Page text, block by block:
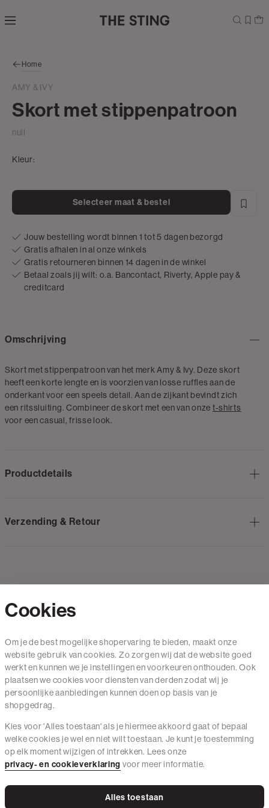
direct naar
zoekbalk
naar de
footer
Home
AMY & IVY
Skort met stippenpatroon
null
Kleur:
Selecteer maat & bestel
Jouw bestelling wordt binnen 1 tot 5 dagen bezorgd
Gratis afhalen in al onze winkels
Gratis retourneren binnen 14 dagen in de winkel
Betaal zoals jij wilt: o.a. Bancontact, Riverty, Apple pay &
creditcard
Omschrijving
Skort met stippenpatroon van het merk Amy & Ivy. Deze skort
heeft een korte lengte en is voorzien van losse ruffles aan de
onderkant voor een speels detail. Aan de zijkant bevindt zich
een ritssluiting. Combineer de skort met een van onze t-shirts
voor een casual, frisse look.
Productdetails
Verzending & Retour
Mail ons
020 - 3412 650
Van maandag t/m vrijdag van 8.30 uur tot 18.00 uur.
Service
Wij zijn The Sting
Cookies
Om je de best mogelijke shopervaring te bieden, maakt onze
website gebruik van cookies. Zo zorgen wij dat de website goed
werkt en kunnen we je instellingen en voorkeuren onthouden. Ook
plaatsen we cookies voor diensten van derden zodat wij je
persoonlijke aanbiedingen kunnen doen op basis van je
shopgedrag.
Kies voor 'Alles toestaan' als je hiermee akkoord gaat of bepaal
welke cookies je wel en niet wilt toestaan. Je kunt je toestemming
op elk moment wijzigen of intrekken. Lees onze
privacy- en cookieverklaring voor meer informatie.
Alles toestaan